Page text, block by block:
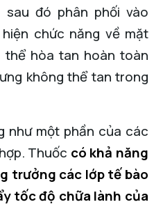
đó phân phối vào
chức năng về mặt
thể hòa tan hoàn toàn
không thể tan trong
như một phần của các
Thuốc có khả năng
trưởng các lớp tế bào
tốc độ chữa lành của